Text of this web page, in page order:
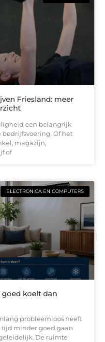
Friesland: meer
een belangrijk
Of het
magazijn,
of
ELECTRONICA EN COMPUTERS
koelt dan
probleemloos heeft
tijd minder goed gaan
De ruimte